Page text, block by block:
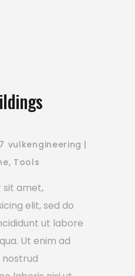
vulkengineering
, Tools
sit amet,
elit, sed do
ut labore
Ut enim ad
nostrud